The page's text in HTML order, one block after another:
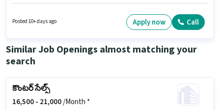
నియామకం జరుగుతోంది. ఈ ఉద్యోగానికి Fixed జీతం ఇవ్వబడుతుంది. ఈ ఉద్యోగం
విరార్ వెస్ట్, ముంబై లో ఉంది. ఈ ఉద్యోగానికి అవసరమైన డాక్యుమెంట్లు PAN Card,
Posted 10+ days ago Apply now Call
Similar Job Openings almost matching your
search
కౌంటర్ సేల్స్
16,500 - 21,000/Month *